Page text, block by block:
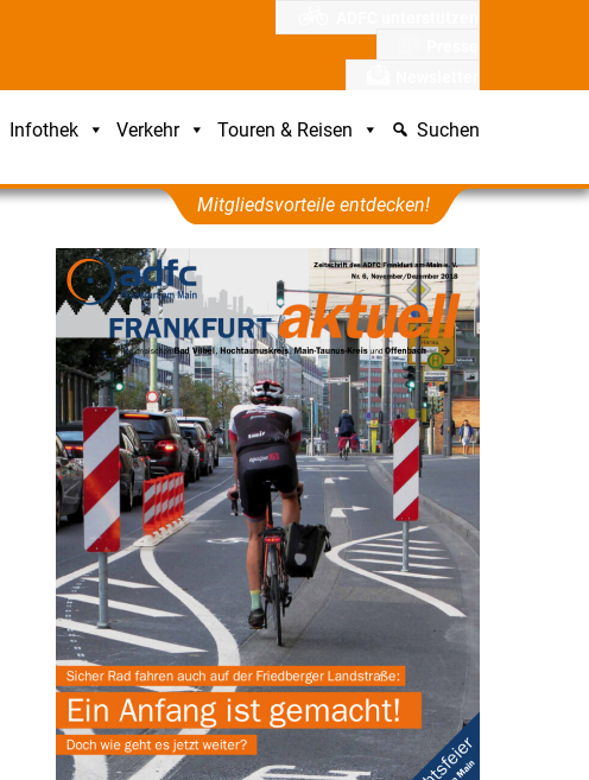
Infothek Verkehr Touren & Reisen Suchen
Mitgliedsvorteile entdecken!